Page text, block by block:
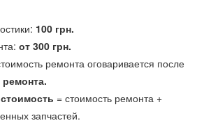
100 грн.
от 300 грн.
ремонта оговаривается после
= стоимость ремонта +
запчастей.